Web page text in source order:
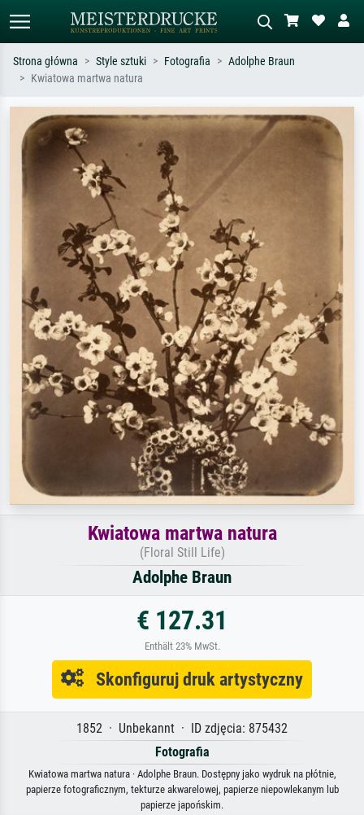
Szukaj wg artysty, tytułu lub stylu – np.
Monet, Gwiaździsta noc,
impresjonizm, fala Hokusaia, akt.
Opisz scenę – np. zielona łąka,
abstrakcja z czerwienią, ciemny olej,
stojący akt obok drzewa.
Strona główna Style sztuki Fotografia
Adolphe Braun
Kwiatowa martwa natura
Kwiatowa martwa natura
(Floral Still Life)
Adolphe Braun
€ 127.31
Enthält 23% MwSt.
Skonfiguruj druk artystyczny
1852 · Unbekannt · ID zdjęcia: 875432
Fotografia
Kwiatowa martwa natura · Adolphe Braun. Dostępny jako wydruk na płótnie,
papierze fotograficznym, tekturze akwarelowej, papierze niepowlekanym lub
papierze japońskim.